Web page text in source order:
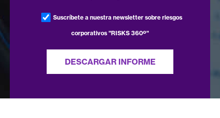
Suscríbete a nuestra newsletter sobre riesgos
corporativos "RISKS 360º"